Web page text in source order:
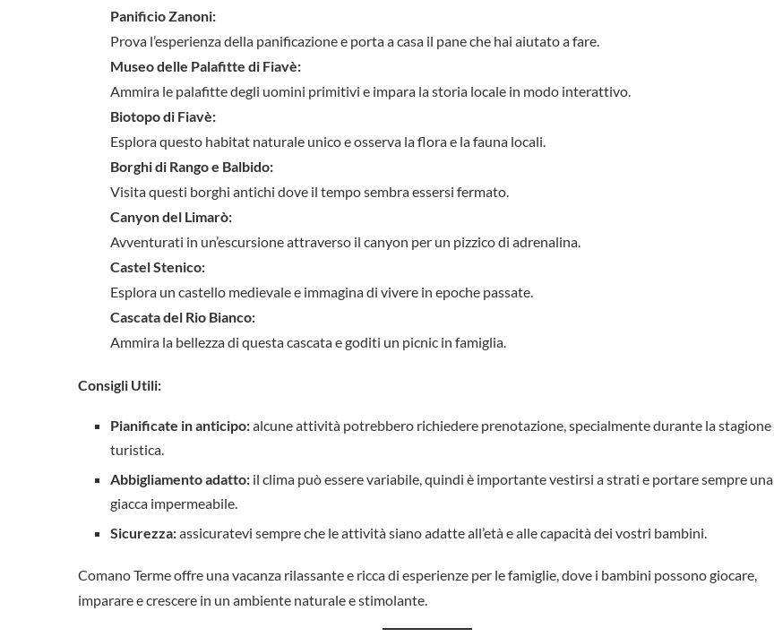
Panificio Zanoni:
Prova l’esperienza della panificazione e porta a casa il pane che hai aiutato a fare.
Museo delle Palafitte di Fiavè:
Ammira le palafitte degli uomini primitivi e impara la storia locale in modo interattivo.
Biotopo di Fiavè:
Esplora questo habitat naturale unico e osserva la flora e la fauna locali.
Borghi di Rango e Balbido:
Visita questi borghi antichi dove il tempo sembra essersi fermato.
Canyon del Limarò:
Avventurati in un’escursione attraverso il canyon per un pizzico di adrenalina.
Castel Stenico:
Esplora un castello medievale e immagina di vivere in epoche passate.
Cascata del Rio Bianco:
Ammira la bellezza di questa cascata e goditi un picnic in famiglia.
Consigli Utili:
Pianificate in anticipo:alcune attività potrebbero richiedere prenotazione, specialmente durante la stagione
turistica.
Abbigliamento adatto: il clima può essere variabile, quindi è importante vestirsi a strati e portare sempre una
giacca impermeabile.
Sicurezza:assicuratevi sempre che le attività siano adatte all’età e alle capacità dei vostri bambini.
Comano Terme offre una vacanza rilassante e ricca di esperienze per le famiglie, dove i bambini possono giocare,
imparare e crescere in un ambiente naturale e stimolante.